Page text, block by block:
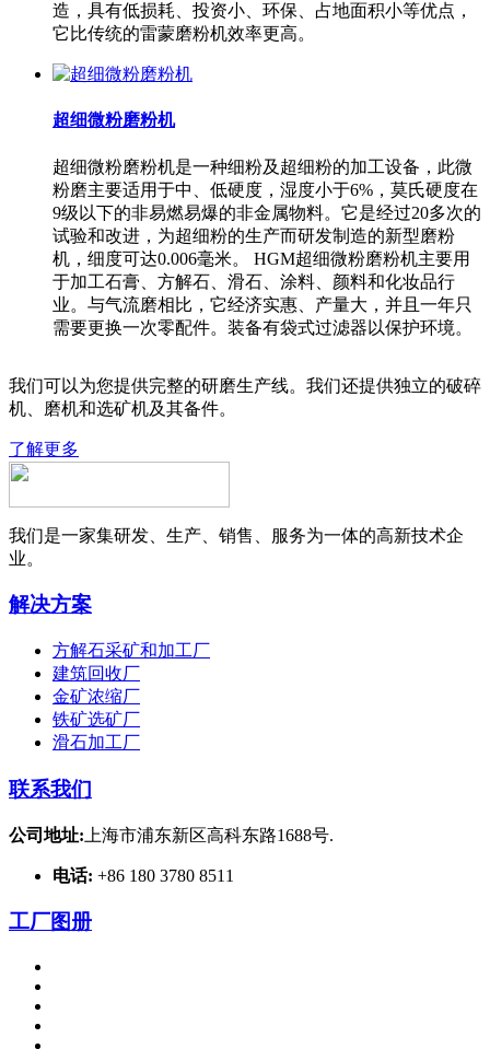
造，具有低损耗、投资小、环保、占地面积小等优点，
它比传统的雷蒙磨粉机效率更高。
超细微粉磨粉机
超细微粉磨粉机是一种细粉及超细粉的加工设备，此微
粉磨主要适用于中、低硬度，湿度小于6%，莫氏硬度在
9级以下的非易燃易爆的非金属物料。它是经过20多次的
试验和改进，为超细粉的生产而研发制造的新型磨粉
机，细度可达0.006毫米。 HGM超细微粉磨粉机主要用
于加工石膏、方解石、滑石、涂料、颜料和化妆品行
业。与气流磨相比，它经济实惠、产量大，并且一年只
需要更换一次零配件。装备有袋式过滤器以保护环境。
我们可以为您提供完整的研磨生产线。我们还提供独立的破碎
机、磨机和选矿机及其备件。
了解更多
我们是一家集研发、生产、销售、服务为一体的高新技术企
业。
解决方案
方解石采矿和加工厂
建筑回收厂
金矿浓缩厂
铁矿选矿厂
滑石加工厂
联系我们
公司地址: 上海市浦东新区高科东路1688号.
电话: +86 180 3780 8511
工厂图册